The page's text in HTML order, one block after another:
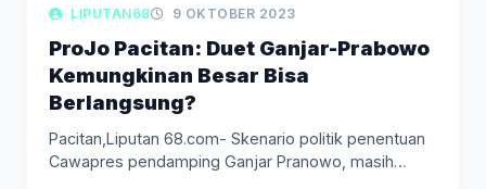
LIPUTAN68 9 OKTOBER 2023
ProJo Pacitan: Duet Ganjar-Prabowo
Kemungkinan Besar Bisa
Berlangsung?
Pacitan,Liputan 68.com- Skenario politik penentuan
Cawapres pendamping Ganjar Pranowo, masih